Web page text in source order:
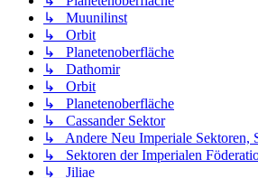
↳ Muunilinst
↳ Orbit
↳ Planetenoberfläche
↳ Dathomir
↳ Orbit
↳ Planetenoberfläche
↳ Cassander Sektor
↳ Andere Neu Imperiale Sektoren,
↳ Sektoren der Imperialen
↳ Jiliae